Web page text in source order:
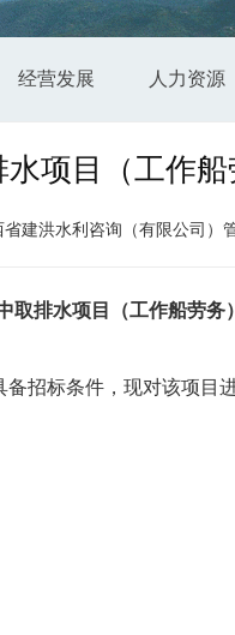
经营发展 人力资源
项目（工作
建洪水利咨询（有限公司）
取排水项目（工作船劳务
备招标条件，现对该项目